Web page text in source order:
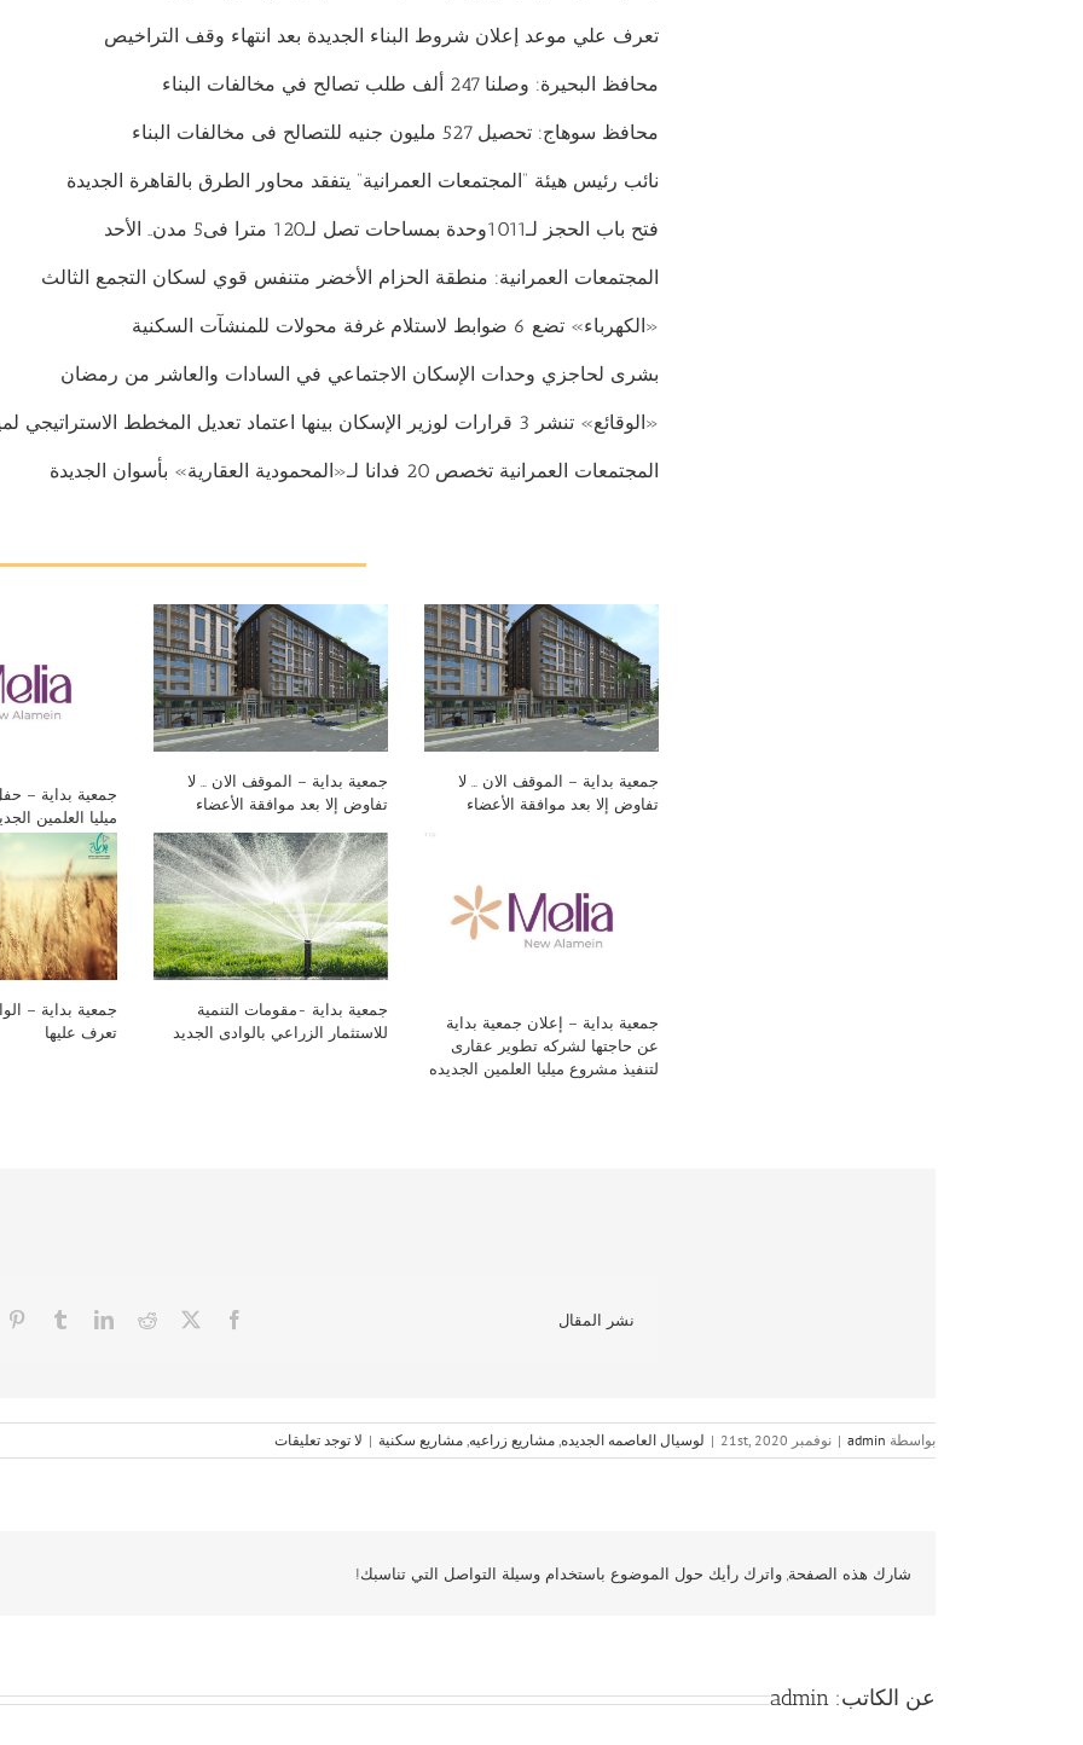
تعرف علي موعد إعلان شروط البناء الجديدة بعد انتهاء وقف التراخيص
محافظ البحيرة: وصلنا 247 ألف طلب تصالح في مخالفات البناء
محافظ سوهاج: تحصيل 527 مليون جنيه للتصالح فى مخالفات البناء
نائب رئيس هيئة “المجتمعات العمرانية” يتفقد محاور الطرق بالقاهرة الجديدة
فتح باب الحجز لـ1011وحدة بمساحات تصل لـ120 مترا فى5 مدن.. الأحد
المجتمعات العمرانية: منطقة الحزام الأخضر متنفس قوي لسكان التجمع الثالث
«الكهرباء» تضع 6 ضوابط لاستلام غرفة محولات للمنشآت السكنية
بشرى لحاجزي وحدات الإسكان الاجتماعي في السادات والعاشر من رمضان
«الوقائع» تنشر 3 قرارات لوزير الإسكان بينها اعتماد تعديل المخطط الاستراتيجي لمينا القمح
المجتمعات العمرانية تخصص 20 فدانا لـ«المحمودية العقارية» بأسوان الجديدة
جمعية بداية – الموقف الان … لا
تفاوض إلا بعد موافقة الأعضاء
جمعية بداية – الموقف الان … لا
تفاوض إلا بعد موافقة الأعضاء
جمعية بداية –
ميليا العلمين
جمعية بداية – إعلان جمعية بداية
عن حاجتها لشركه تطوير عقارى
لتنفيذ مشروع ميليا العلمين الجديده
جمعية بداية -مقومات التنمية
للاستثمار الزراعي بالوادى الجديد
جمعية بداية –
تعرف عليها
نشر المقال
بواسطة admin
| نوفمبر 21st, 2020 | لوسيال العاصمه الجديده, مشاريع زراعيه, مشاريع سكنية | لا توجد تعليقات
شارك هذه الصفحة, واترك رأيك حول الموضوع باستخدام وسيلة التواصل التي تناسبك!
عن الكاتب: admin